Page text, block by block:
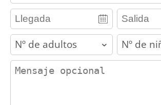
adults children
contact_message